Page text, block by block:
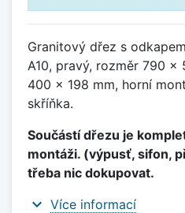
Granitový dřez s
A10, pravý, rozměr 790 x
400 x 198 mm, horní
skříňka.
Součástí dřezu je
montáži. (výpusť, sifon,
třeba nic dokupovat.
expand_more Více informací